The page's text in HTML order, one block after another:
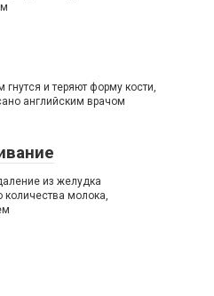
гнутся и теряют форму кости,
английским врачом
из желудка
количества молока,